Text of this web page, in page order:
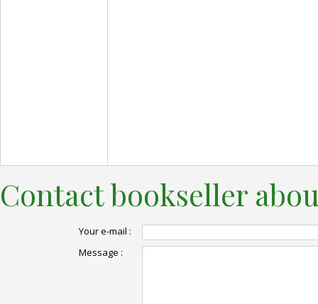
Contact bookseller
Your e-mail :
Message :